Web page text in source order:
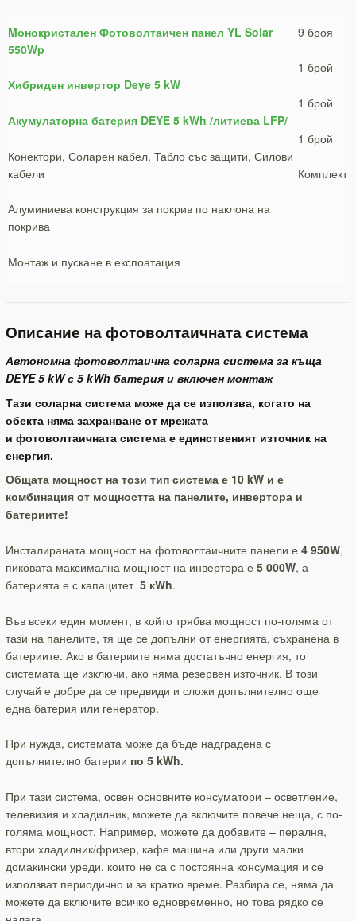
Mонокристален Фотоволтаичен панел YL Solar
550Wp
Хибриден инвертор Deye 5 kW
Акумулаторна батерия DEYE 5 kWh /литиева LFP/
Конектори, Соларен кабел, Табло със защити, Силови
кабели
Алуминиева конструкция за покрив по наклона на
покрива
Монтаж и пускане в експоатация
9 броя
1 брой
1 брой
1 брой
Комплект
Описание на фотоволтаичната система
Автономна фотоволтаична соларна система за къща
DEYE 5 kW с 5kWh батерия и включен монтаж
Тази соларна система може да се използва, когато на
обекта няма захранване от мрежата
и фотоволтаичната система е единственият източник на
енергия.
Общата мощност на този тип система е 10 kW и е
комбинация от мощността на панелите, инвертора и
батериите!
Инсталираната мощност на фотоволтаичните панели е4 950W,
пиковата максимална мощност на инвертора е5 000W, а
батерията е с капацитет 5 кWh.
Във всеки един момент, в който трябва мощност по-голяма от
тази на панелите, тя ще се допълни от енергията, съхранена в
батериите. Ако в батериите няма достатъчно енергия, то
системата ще изключи, ако няма резервен източник. В този
случай е добре да се предвиди и сложи допълнително още
една батерия или генератор.
При нужда, системата може да бъде надградена с
допълнителнo батерии по 5 kWh.
При тази система, освен основните консуматори – осветление,
телевизия и хладилник, можете да включите повече неща, с по-
голяма мощност. Например, можете да добавите – пералня,
втори хладилник/фризер, кафе машина или други малки
домакински уреди, които не са с постоянна консумация и се
използват периодично и за кратко време. Разбира се, няма да
можете да включите всичко едновременно, но това рядко се